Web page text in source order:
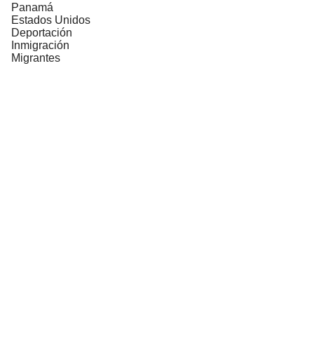
Panamá
Estados Unidos
Deportación
Inmigración
Migrantes